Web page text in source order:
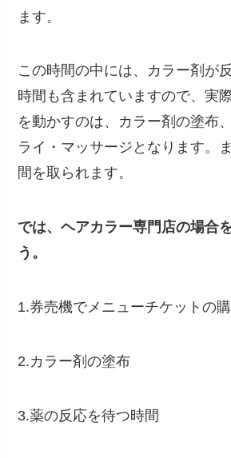
ます。
この時間の中には、カラー剤が
時間も含まれていますので、実
を動かすのは、カラー剤の塗布
ライ・マッサージとなります。
間を取られます。
では、ヘアカラー専門店の場合
う。
1.券売機でメニューチケットの
2.カラー剤の塗布
3.薬の反応を待つ時間